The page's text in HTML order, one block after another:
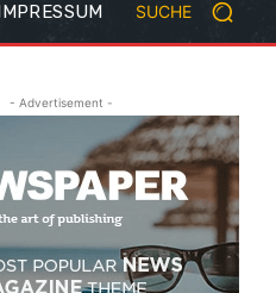
IMPRESSUM SUCHE
- Advertisement -